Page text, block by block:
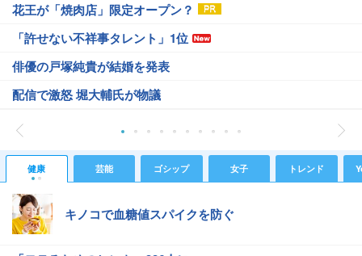
花王が「焼肉店」限定オープン？
「許せない不祥事タレント」1位
俳優の戸塚純貴が結婚を発表
配信で激怒 堀大輔氏が物議
健康 芸能 ゴシップ 女子 トレンド
キノコで血糖値スパイクを防ぐ